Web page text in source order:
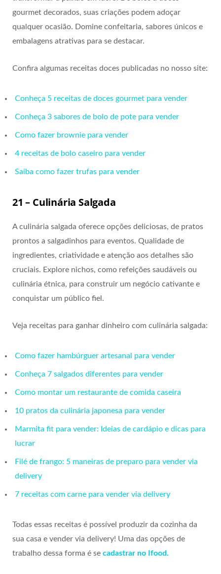
gourmet decorados, suas criações podem adoçar
qualquer ocasião. Domine confeitaria, sabores únicos e
embalagens atrativas para se destacar.
Confira algumas receitas doces publicadas no nosso site:
Conheça 5 receitas de doces gourmet para vender
Conheça 3 sabores de bolo de pote para vender
Como fazer brownie para vender
4 receitas de bolo caseiro para vender
Saiba como fazer trufas para vender
21 – Culinária Salgada
A culinária salgada oferece opções deliciosas, de pratos
prontos a salgadinhos para eventos. Qualidade de
ingredientes, criatividade e atenção aos detalhes são
cruciais. Explore nichos, como refeições saudáveis ou
culinária étnica, para construir um negócio cativante e
conquistar um público fiel.
Veja receitas para ganhar dinheiro com culinária salgada:
Como fazer hambúrguer artesanal para vender
Conheça 7 salgados diferentes para vender
Como montar um restaurante de comida caseira
10 pratos da culinária japonesa para vender
Marmita fit para vender: Ideias de cardápio e dicas para
lucrar
Filé de frango: 5 maneiras de preparo para vender via
delivery
7 receitas com carne para vender via delivery
Todas essas receitas é possível produzir da cozinha da
sua casa e vender via delivery! Uma das opções de
trabalho dessa forma é se cadastrar no Ifood.